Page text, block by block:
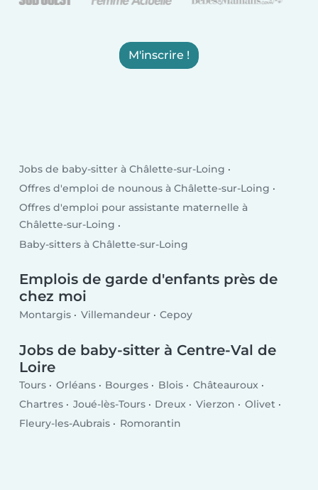
M'inscrire !
Jobs de baby-sitter à Châlette-sur-Loing
Offres d'emploi de nounous à Châlette-sur-Loing
Offres d'emploi pour assistante maternelle à
Châlette-sur-Loing
Baby-sitters à Châlette-sur-Loing
Emplois de garde d'enfants près de
chez moi
Montargis Villemandeur Cepoy
Jobs de baby-sitter à Centre-Val de
Loire
Tours Orléans Bourges Blois
Châteauroux
Chartres
Joué-lès-Tours Dreux Vierzon
Olivet
Fleury-les-Aubrais
Romorantin